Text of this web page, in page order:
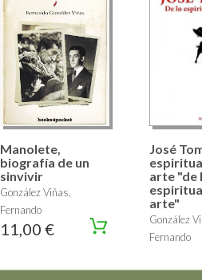
Manolete,
biografía de un
sinvivir
González Viñas,
Fernando
11,00 €
José
arte "de
arte"
González
Fernando